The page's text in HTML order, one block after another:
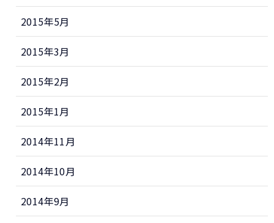
2015年5月
2015年3月
2015年2月
2015年1月
2014年11月
2014年10月
2014年9月